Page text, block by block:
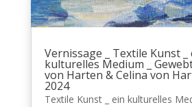
Vernissage _ Textile Kunst _
kulturelles Medium _
von Harten & Celina von
2024
Textile Kunst _ ein kulturelles